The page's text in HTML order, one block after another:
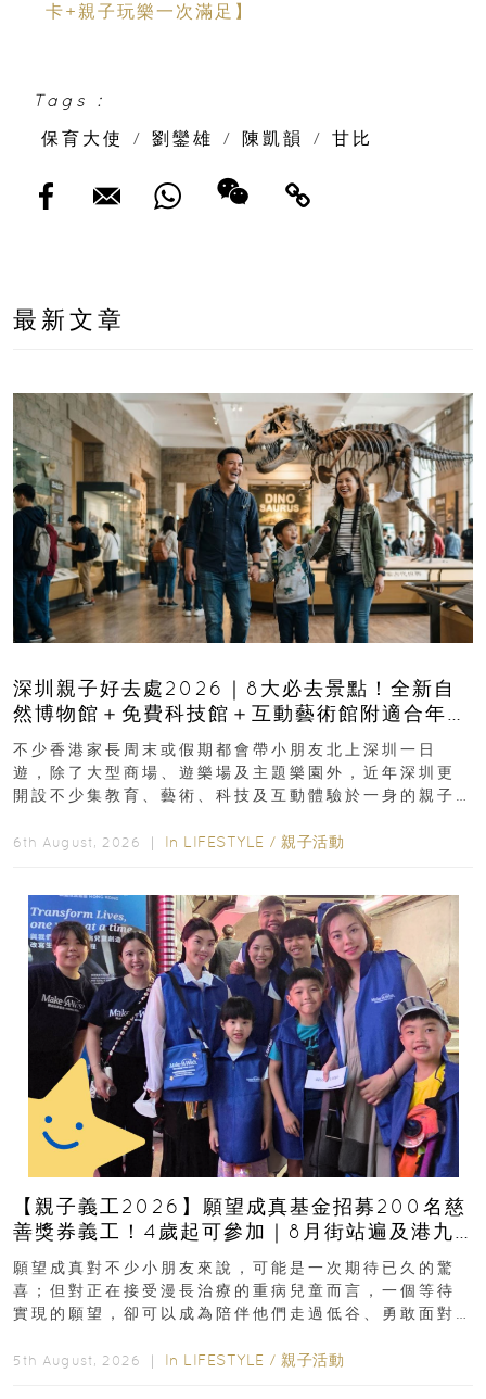
卡+親子玩樂一次滿足】
Tags :
保育大使
/ 劉鑾雄 / 陳凱韻 / 甘比
最新文章
深圳親子好去處2026｜8大必去景點！全新自
然博物館＋免費科技館＋互動藝術館附適合年
齡、交通、門票、開放時間
不少香港家長周末或假期都會帶小朋友北上深圳一日
遊，除了大型商場、遊樂場及主題樂園外，近年深圳更
開設不少集教育、藝術、科技及互動體驗於一身的親子
6th August, 2026 ｜ In LIFESTYLE / 親子活動
【親子義工2026】願望成真基金招募200名慈
善獎券義工！4歲起可參加｜8月街站遍及港九
新界
願望成真對不少小朋友來說，可能是一次期待已久的驚
喜；但對正在接受漫長治療的重病兒童而言，一個等待
實現的願望，卻可以成為陪伴他們走過低谷、勇敢面對
5th August, 2026 ｜ In LIFESTYLE / 親子活動